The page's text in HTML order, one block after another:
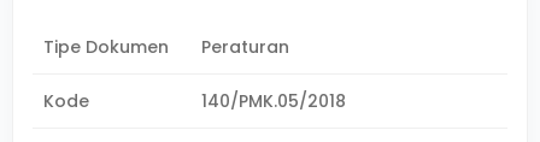
Tipe Dokumen Peraturan
Kode 140/PMK.05/2018